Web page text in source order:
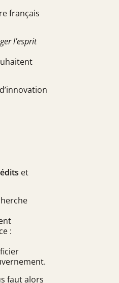
français
l’esprit
et
:
.
faut alors